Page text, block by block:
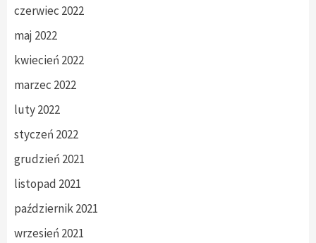
czerwiec 2022
maj 2022
kwiecień 2022
marzec 2022
luty 2022
styczeń 2022
grudzień 2021
listopad 2021
październik 2021
wrzesień 2021